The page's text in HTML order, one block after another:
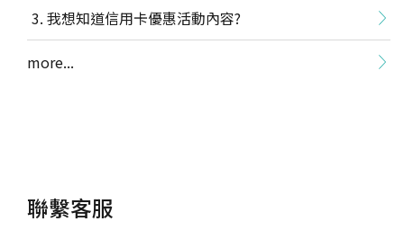
我想知道信用卡優惠活動內容?
more...
聯繫客服